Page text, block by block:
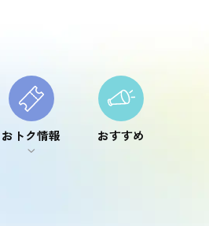
おトク情報
おトク情報
おすすめ